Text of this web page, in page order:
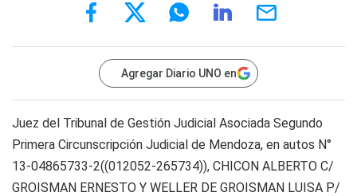
Agregar Diario UNO en
Juez del Tribunal de Gestión Judicial Asociada Segundo
Primera Circunscripción Judicial de Mendoza, en autos N°
13-04865733-2((012052-265734)), CHICON ALBERTO C/
GROISMAN ERNESTO Y WELLER DE GROISMAN LUISA P/